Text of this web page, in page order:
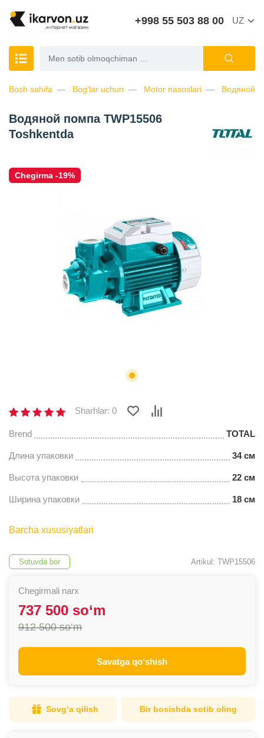
+998 55 503 88 00 UZ
Bosh sahifa Bog'lar uchun Motor nasoslari Водяной
Водяной помпа TWP15506
Toshkentda
Chegirma -19%
Sharhlar: 0
Brend TOTAL
Длина упаковки 34 см
Высота упаковки 22 см
Ширина упаковки 18 см
Barcha xususiyatlari
Sotuvda bor Artikul: TWP15506
Chegirmali narx
737 500 so‘m
912 500 so‘m
Savatga qo‘shish
Sovg‘a qilish Bir bosishda sotib oling